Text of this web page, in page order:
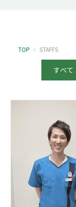
TOP > STAFFS
すべて